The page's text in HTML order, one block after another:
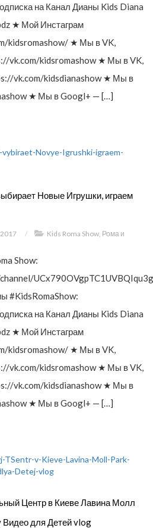
на Канал Дианы Kids Diana
★ Мой Инстаграм
kidsromashow/ ★ Мы в VK,
vk.com/kidsromashow ★ Мы в VK,
vk.com/kidsdianashow ★ Мы в
★ Мы в Googl+ — […]
Новые Игрушки, играем
/ Kids Roma Show Рома и
Show:
#KidsRomaShow:
на Канал Дианы Kids Diana
★ Мой Инстаграм
kidsromashow/ ★ Мы в VK,
vk.com/kidsromashow ★ Мы в VK,
vk.com/kidsdianashow ★ Мы в
★ Мы в Googl+ — […]
Центр в Киеве Лавина Молл
Видео для Детей vlog